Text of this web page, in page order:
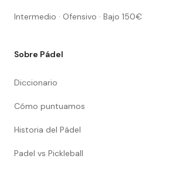
Intermedio · Ofensivo · Bajo 150€
Sobre Pádel
Diccionario
Cómo puntuamos
Historia del Pádel
Padel vs Pickleball